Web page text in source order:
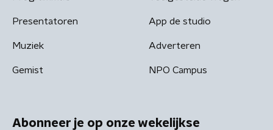
Presentatoren
Muziek
Gemist
App de studio
Adverteren
NPO Campus
Abonneer je op onze wekelijkse